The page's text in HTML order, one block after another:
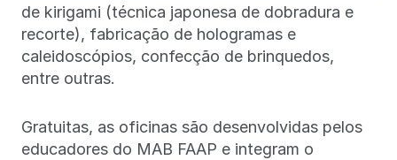
de kirigami (técnica japonesa de dobradura e
recorte), fabricação de hologramas e
caleidoscópios, confecção de brinquedos,
entre outras.
Gratuitas, as oficinas são desenvolvidas pelos
educadores do MAB FAAP e integram o